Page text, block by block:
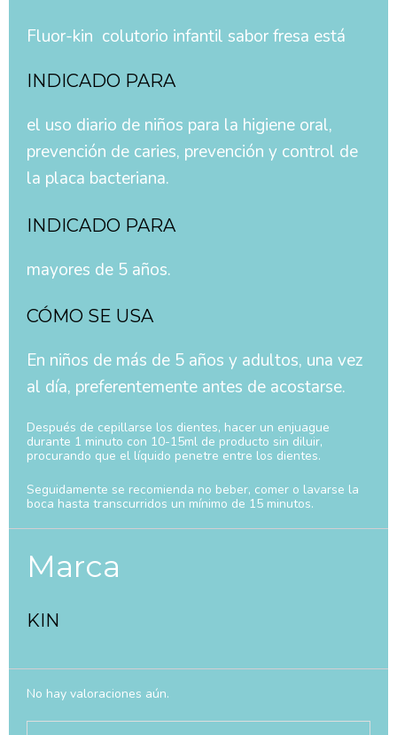
Fluor-kin colutorio infantil sabor fresa está
INDICADO PARA
el uso diario de niños para la higiene oral,
prevención de caries, prevención y control de
la placa bacteriana.
INDICADO PARA
mayores de 5 años.
CÓMO SE USA
En niños de más de 5 años y adultos, una vez
al día, preferentemente antes de acostarse.
Después de cepillarse los dientes, hacer un enjuague
durante 1 minuto con 10-15ml de producto sin diluir,
procurando que el líquido penetre entre los dientes.
Seguidamente se recomienda no beber, comer o lavarse la
boca hasta transcurridos un mínimo de 15 minutos.
Marca
KIN
No hay valoraciones aún.